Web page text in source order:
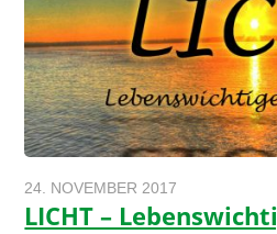
24. NOVEMBER 2017
LICHT –